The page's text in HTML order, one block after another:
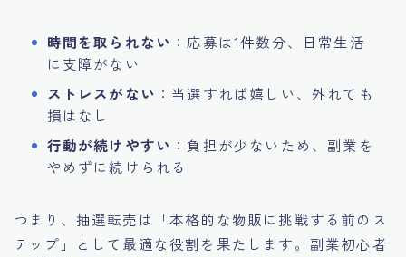
時間を取られない ：応募は1件数分、日常生活
に支障がない
ストレスがない ：当選すれば嬉しい、外れても
損はなし
行動が続けやすい ：負担が少ないため、副業を
やめずに続けられる
つまり、抽選転売は「本格的な物販に挑戦する前のス
テップ」として最適な役割を果たします。副業初心者